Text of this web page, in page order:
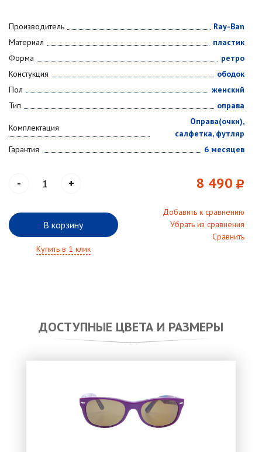
Производитель
Ray-Ban
Материал
пластик
Форма
ретро
Констукция
ободок
Пол
женский
Тип
оправа
Комплектация
Оправа(очки),
салфетка, футляр
Гарантия
6 месяцев
- + 8 490
В корзину
Добавить к сравнению
Убрать из сравнения
Сравнить
Купить в 1 клик
ДОСТУПНЫЕ ЦВЕТА И РАЗМЕРЫ